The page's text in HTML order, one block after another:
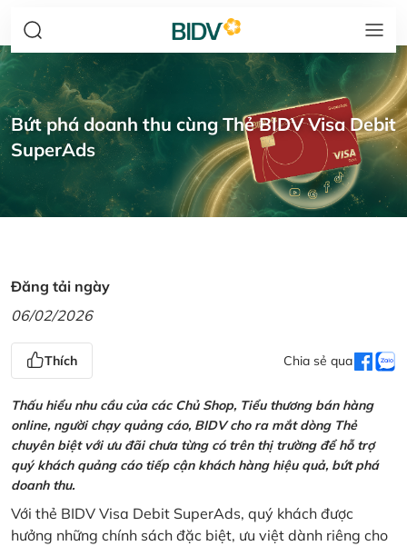
Bứt phá doanh thu cùng Thẻ BIDV Visa Debit
SuperAds
Đăng tải ngày
06/02/2026
Thích Chia sẻ qua
Thấu hiểu nhu cầu của các Chủ Shop, Tiểu thương bán hàng
online, người chạy quảng cáo, BIDV cho ra mắt dòng Thẻ
chuyên biệt với ưu đãi chưa từng có trên thị trường để hỗ trợ
quý khách quảng cáo tiếp cận khách hàng hiệu quả, bứt phá
doanh thu.
Với thẻ BIDV Visa Debit SuperAds, quý khách được
hưởng những chính sách đặc biệt, ưu việt dành riêng cho